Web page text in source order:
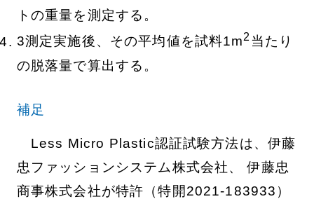
トの重量を測定する。
3測定実施後、その平均値を試料1m2 当たり
の脱落量で算出する。
補足
Less Micro Plastic認証試験方法は、伊藤
忠ファッションシステム株式会社、 伊藤忠
商事株式会社が特許（特開2021-183933）